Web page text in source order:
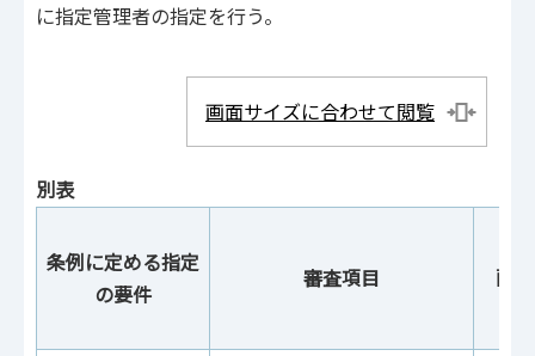
に指定管理者の指定を行う。
画面サイズに合わせて閲覧
別表
条例に定める指定
の要件
審査項目 配点